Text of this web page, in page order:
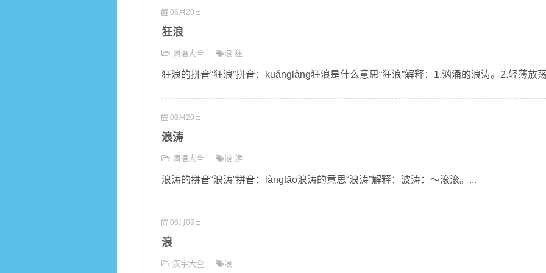
06月20日
狂浪
词语大全 浪 狂
狂浪的拼音“狂浪”拼音：kuánglàng狂浪是什么意思“狂浪”解释：1.汹涌的浪涛。2.轻薄放
06月20日
浪涛
词语大全 浪 涛
浪涛的拼音“浪涛”拼音：làngtāo浪涛的意思“浪涛”解释：波涛：～滚滚。...
06月03日
浪
汉字大全 浪